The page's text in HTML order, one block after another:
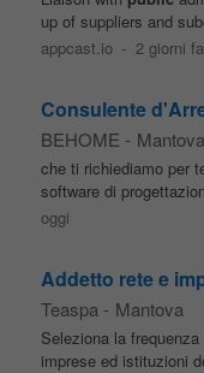
up of suppliers and
appcast.io - 2 giorni fa
Consulente
BEHOME - Mantova
che ti richiediamo per
software di
oggi
Addetto rete e
Teaspa - Mantova
Seleziona la
imprese ed istituzioni